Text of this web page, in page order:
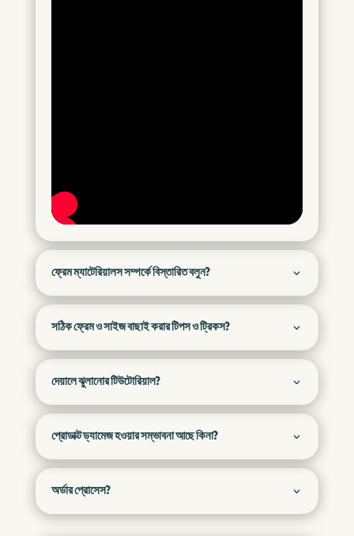
ফ্রেম ম্যাটেরিয়ালস সম্পর্কে বিস্তারিত বলুন?
সঠিক ফ্রেম ও সাইজ বাছাই করার টিপস ও ট্রিকস?
দেয়ালে ঝুলানোর টিউটোরিয়াল?
প্রোডাক্ট ড্যামেজ হওয়ার সম্ভাবনা আছে কিনা?
অর্ডার প্রোসেস?